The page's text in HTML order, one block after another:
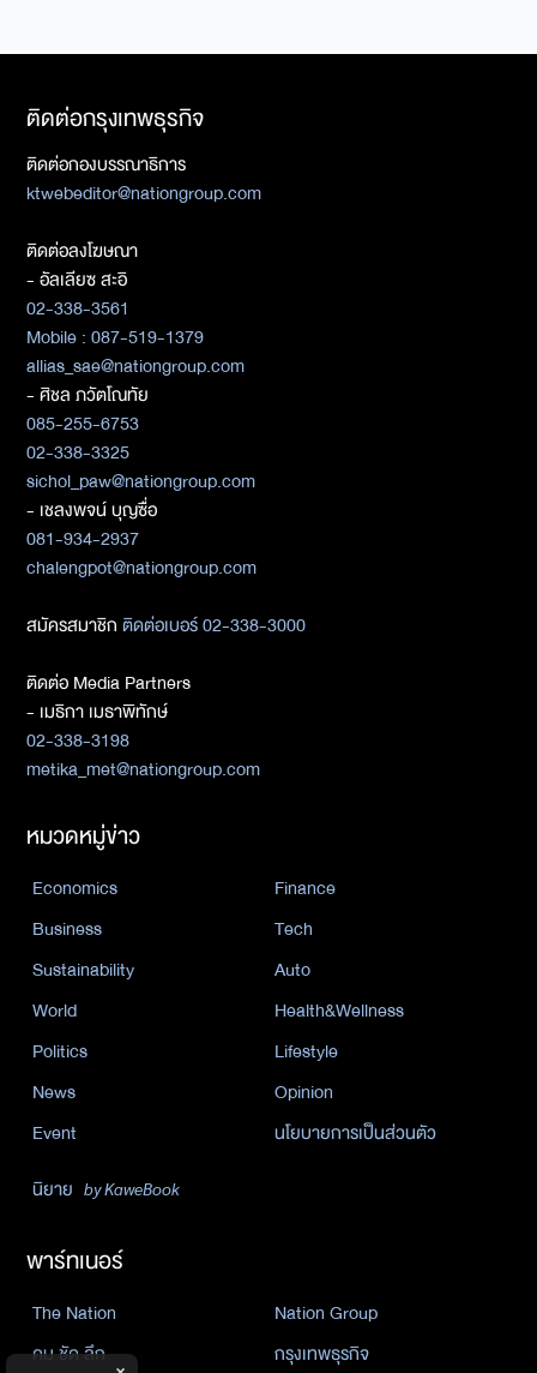
ติดต่อกรุงเทพธุรกิจ
ติดต่อกองบรรณาธิการ
ktwebeditor@nationgroup.com
ติดต่อลงโฆษณา
- อัลเลียซ สะอิ
02-338-3561
Mobile : 087-519-1379
allias_sae@nationgroup.com
- ศิชล ภวัตโณทัย
085-255-6753
02-338-3325
sichol_paw@nationgroup.com
- เชลงพจน์ บุญซื่อ
081-934-2937
chalengpot@nationgroup.com
สมัครสมาชิกติดต่อเบอร์ 02-338-3000
ติดต่อ Media Partners
- เมธิกา เมธาพิทักษ์
02-338-3198
metika_met@nationgroup.com
หมวดหมู่ข่าว
Economics
Finance
Business
Tech
Sustainability
Auto
World
Health&Wellness
Politics
Lifestyle
News
Opinion
Event
นโยบายการเป็นส่วนตัว
นิยาย by KaweBook
พาร์ทเนอร์
The Nation
Nation Group
คม ชัด ลึก
กรุงเทพธุรกิจ